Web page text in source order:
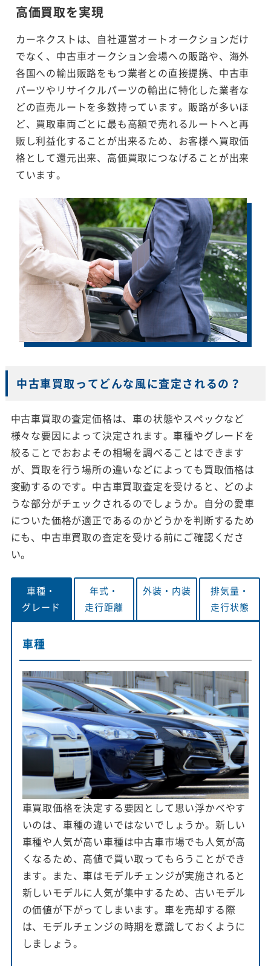
高価買取を実現
カーネクストは、自社運営オートオークションだけ
でなく、中古車オークション会場への販路や、海外
各国への輸出販路をもつ業者との直接提携、中古車
パーツやリサイクルパーツの輸出に特化した業者な
どの直売ルートを多数持っています。販路が多いほ
ど、買取車両ごとに最も高額で売れるルートへと再
販し利益化することが出来るため、お客様へ買取価
格として還元出来、高価買取につなげることが出来
ています。
中古車買取ってどんな風に査定されるの？
中古車買取の査定価格は、車の状態やスペックなど
様々な要因によって決定されます。車種やグレードを
絞ることでおおよその相場を調べることはできます
が、買取を行う場所の違いなどによっても買取価格は
変動するのです。中古車買取査定を受けると、どのよ
うな部分がチェックされるのでしょうか。自分の愛車
についた価格が適正であるのかどうかを判断するため
にも、中古車買取の査定を受ける前にご確認くださ
い。
車種・
グレード
年式・
走行距離
外装・ 内装
排気量・
走行状態
車種
車買取価格を決定する要因として思い浮かべやす
いのは、車種の違いではないでしょうか。新しい
車種や人気が高い車種は中古車市場でも人気が高
くなるため、高値で買い取ってもらうことができ
ます。また、車はモデルチェンジが実施されると
新しいモデルに人気が集中するため、古いモデル
の価値が下がってしまいます。車を売却する際
は、モデルチェンジの時期を意識しておくように
しましょう。